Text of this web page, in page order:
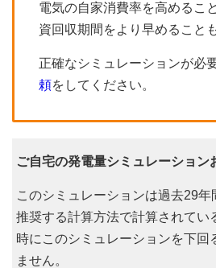
電気の自家消費率を高めるこ
資回収期間をより早めること
正確なシミュレーションが必
頼をしてください。
ご自宅の発電量シミュレーション
このシミュレーションは過去29
推奨する計算方法で計算されてい
時にこのシミュレーションを下回
ません。